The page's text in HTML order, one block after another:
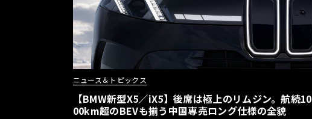
ニュース＆トピックス
【BMW新型X5／iX5】後席は極上のリムジン。航続10
00km超のBEVも揃う中国専売ロング仕様の全貌